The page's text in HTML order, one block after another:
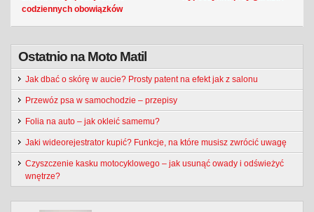
codziennych obowiązków
Ostatnio na Moto Matil
Jak dbać o skórę w aucie? Prosty patent na efekt jak z salonu
Przewóz psa w samochodzie – przepisy
Folia na auto – jak okleić samemu?
Jaki wideorejestrator kupić? Funkcje, na które musisz zwrócić uwagę
Czyszczenie kasku motocyklowego – jak usunąć owady i odświeżyć
wnętrze?